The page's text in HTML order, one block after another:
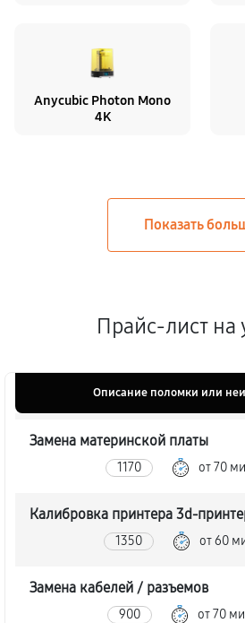
Anycubic Photon Mono
4K
Прайс-лист на
Описание поломки или
Замена материнской платы
1170 от 70
Калибровка принтера 3d-
1350 от 60
Замена кабелей / разъемов
900 от 70